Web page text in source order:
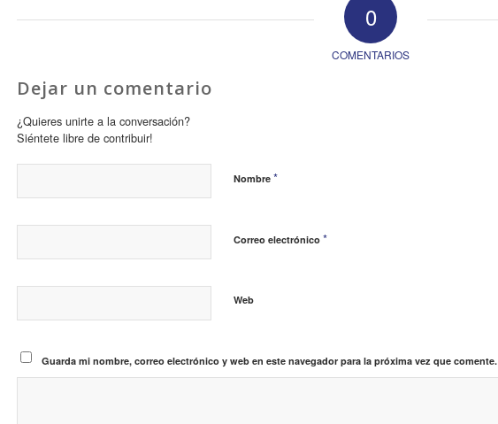
0
COMENTARIOS
Dejar un comentario
¿Quieres unirte a la conversación?
Siéntete libre de contribuir!
Nombre *
Correo electrónico *
Web
Guarda mi nombre, correo electrónico y web en este navegador para la próxima vez que comente.